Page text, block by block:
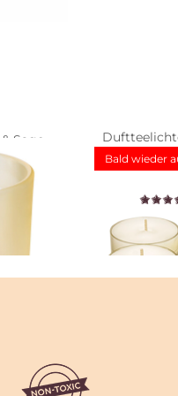
Sage,
Bald wieder